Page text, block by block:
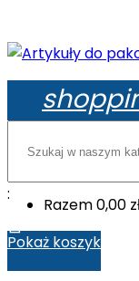
W koszyku
Razem0,00
Pokaż koszyk
:
